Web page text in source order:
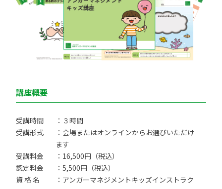
講座概要
受講時間
：３時間
受講形式
：会場またはオンラインからお選びいただけ
ます
受講料金
：16,500円（税込）
認定料金
：5,500円（税込）
資 格 名
：アンガーマネジメントキッズインストラク